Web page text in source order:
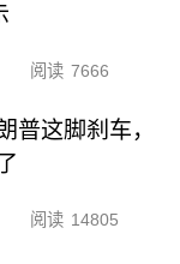
阅读 7666
普这脚刹车，
阅读 14805